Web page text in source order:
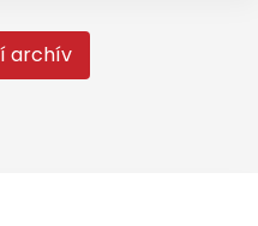
archív